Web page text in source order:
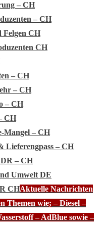
– CH
– CH
Felgen CH
CH
– CH
– CH
– CH
CH
Mangel – CH
Lieferengpass – CH
– CH
Umwelt DE
CHAktuelle Nachrichten
Themen wie; – Diesel –
– AdBlue sowie –